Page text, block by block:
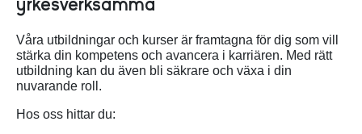
yrkesverksamma
Våra utbildningar och kurser är framtagna för dig som vill
stärka din kompetens och avancera i karriären. Med rätt
utbildning kan du även bli säkrare och växa i din
nuvarande roll.
Hos oss hittar du: